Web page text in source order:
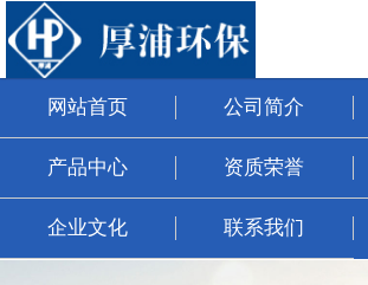
网站首页 公司简介
产品中心 资质荣誉
企业文化 联系我们